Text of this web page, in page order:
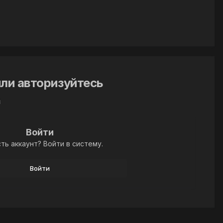
авторизуйтесь
Войти
аккаунт? Войти в систему.
Войти